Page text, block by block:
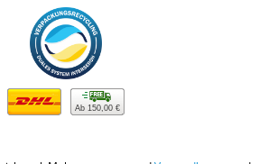
Ab 150,00 €